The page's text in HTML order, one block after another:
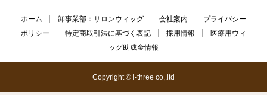
ホーム 卸事業部：サロンウィッグ 会社案内
プライバシー
ポリシー
特定商取引法に基づく表記 採用情報
医療用ウィ
ッグ助成金情報
Copyright © i-three co,.ltd